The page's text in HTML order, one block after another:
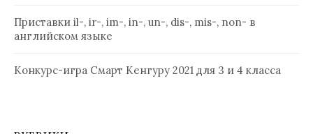
Приставки il-, ir-, im-, in-, un-, dis-, mis-, non- в
английском языке
Конкурс-игра Смарт Кенгуру 2021 для 3 и 4 класса